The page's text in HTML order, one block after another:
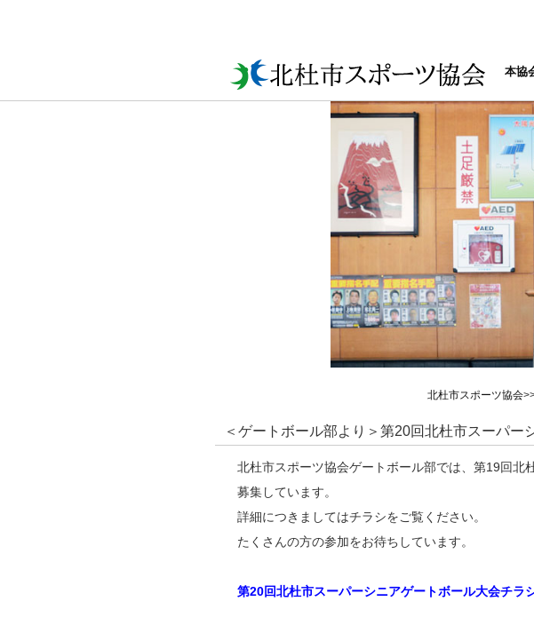
本協
北杜市スポーツ協会
＜ゲートボール部より＞第20回北杜市スーパー
北杜市スポーツ協会ゲートボール部では、第19回北
募集しています。
詳細につきましてはチラシをご覧ください。
たくさんの方の参加をお待ちしています。
第20回北杜市スーパーシニアゲートボール大会チラ